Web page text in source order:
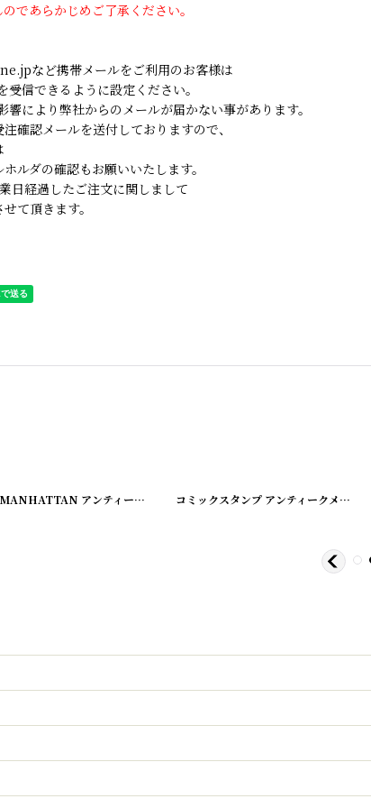
であらかじめご了承ください。
など携帯メールをご利用のお客様は
信できるように設定ください。
により弊社からのメールが届かない事があります。
確認メールを送付しておりますので、
ルダの確認もお願いいたします。
日経過したご注文に関しまして
て頂きます。
[231003-23]
[231003-12] 真鍮 MANHATTAN アンティーククリップ [220714-6] コミックスタンプ アンティークメタルスタンプ